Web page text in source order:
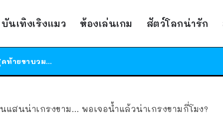
บันเทิงเริงแมว ห้องเล่นเกม สัตว์โลกน่ารัก
ร้านอาหารในนิวยอร์กประกาศปิดตัวลง หลังอยู่มานานกว่า 45 ปี ติดป้ายขอบคุณลูกค้าทุกคน แถมสูตรทำไวท์ซอสให้แบบจัดเต็ม
ได้เวลาเด็กหนวดรวมตัว RF Online Next เปิดให้เล่นแล้ว เกม Sci-Fi MMORPG ระดับตำนาน เล่นได้ทั้งมือถือและ PC
สนน่าเกรงขาม… พอเจอน้ำแล้วน่าเกรงขามกี่โมง?